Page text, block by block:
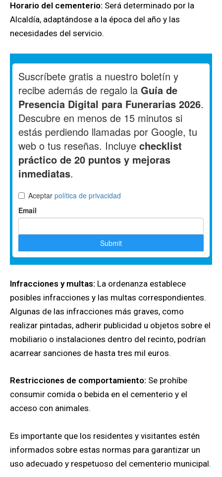
Horario del cementerio: Será determinado por la
Alcaldía, adaptándose a la época del año y las
necesidades del servicio.
Infracciones y multas: La ordenanza establece
posibles infracciones y las multas correspondientes.
Algunas de las infracciones más graves, como
realizar pintadas, adherir publicidad u objetos sobre el
mobiliario o instalaciones dentro del recinto, podrían
acarrear sanciones de hasta tres mil euros.
Restricciones de comportamiento: Se prohíbe
consumir comida o bebida en el cementerio y el
acceso con animales.
Es importante que los residentes y visitantes estén
informados sobre estas normas para garantizar un
uso adecuado y respetuoso del cementerio municipal.